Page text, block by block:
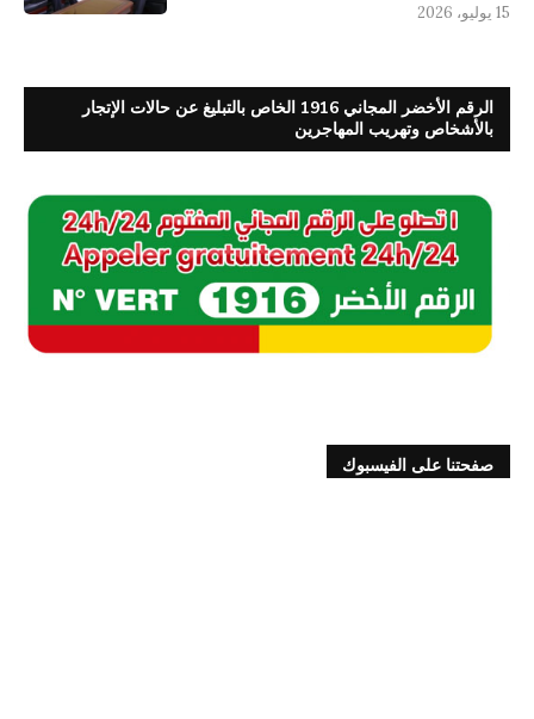
15 يوليو، 2026
الرقم الأخضر المجاني 1916 الخاص بالتبليغ عن حالات الإتجار
بالأشخاص وتهريب المهاجرين
صفحتنا على الفيسبوك